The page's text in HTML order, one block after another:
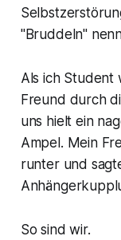
"Bruddeln"
Als ich Student
Freund durch
uns hielt ein
Ampel. Mein
runter und
So sind wir.